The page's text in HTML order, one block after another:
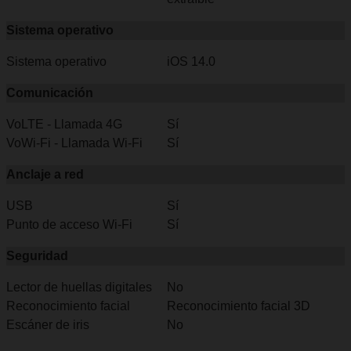
Sistema operativo
Sistema operativo iOS 14.0
Comunicación
VoLTE - Llamada 4G
Sí
VoWi-Fi - Llamada Wi-Fi
Sí
Anclaje a red
USB
Sí
Punto de acceso Wi-Fi
Sí
Seguridad
Lector de huellas digitales
No
Reconocimiento facial
Reconocimiento facial 3D
Escáner de iris
No